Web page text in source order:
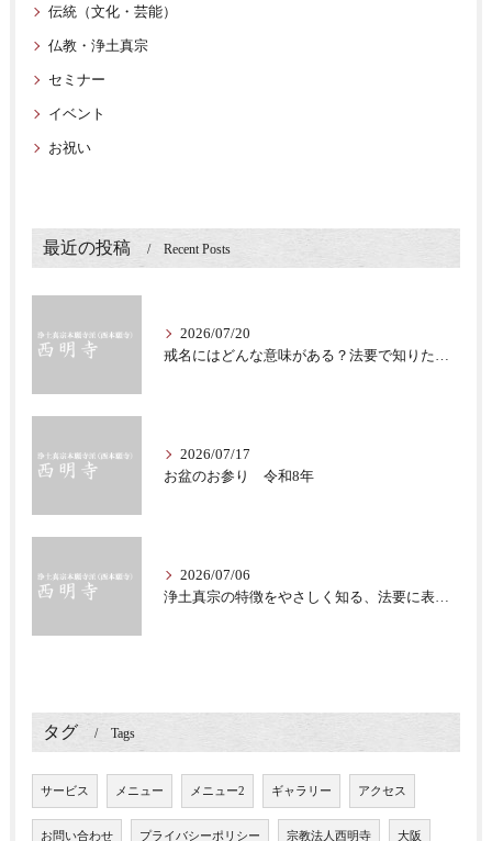
伝統（文化・芸能）
仏教・浄土真宗
セミナー
イベント
お祝い
最近の投稿 Recent Posts
2026/07/20
戒名にはどんな意味がある？法要で知りたい仏教の心
2026/07/17
お盆のお参り 令和8年
2026/07/06
浄土真宗の特徴をやさしく知る、法要に表れる教え
タグ Tags
サービス メニュー メニュー2 ギャラリー アクセス
お問い合わせ プライバシーポリシー 宗教法人西明寺 大阪